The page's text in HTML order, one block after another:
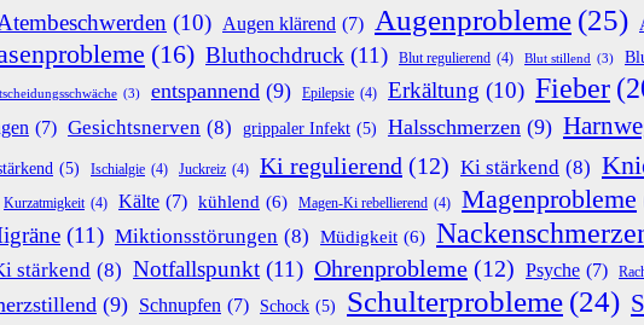
(10) Augen klärend (7) Augenprobleme (25)
(16) Bluthochdruck (11) Blut regulierend (4) Blut stillend (3)
(3) entspannend (9) Epilepsie (4) Erkältung (10) Fieber
(7) Gesichtsnerven (8) grippaler Infekt (5) Halsschmerzen (9)
(5) Ischialgie (4) Juckreiz (4) Ki regulierend (12) Ki stärkend (8)
Kurzatmigkeit (4) Kälte (7) kühlend (6) Magen-Ki rebellierend (4) Magenprobleme
(11) Miktionsstörungen (8) Müdigkeit (6)
stärkend (8) Notfallspunkt (11) Ohrenprobleme (12) Psyche (7)
(9) Schnupfen (7) Schock (5) Schulterprobleme (24)